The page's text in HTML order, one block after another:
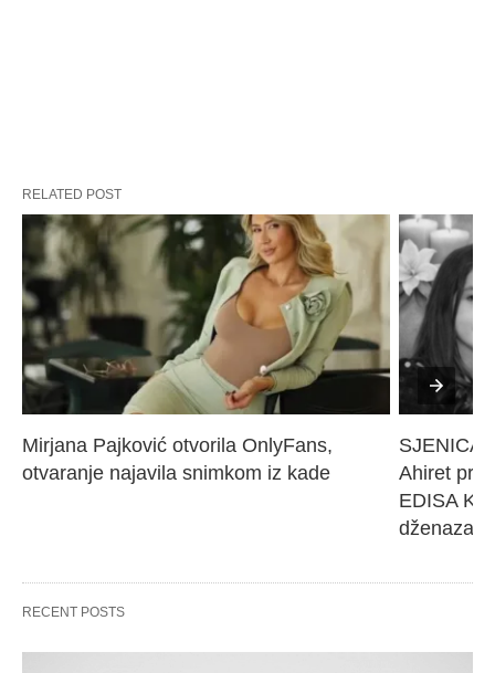
RELATED POST
Mirjana Pajković otvorila OnlyFans,
otvaranje najavila snimkom iz kade
SJENICA
Ahiret
EDISA
dženaza
RECENT POSTS